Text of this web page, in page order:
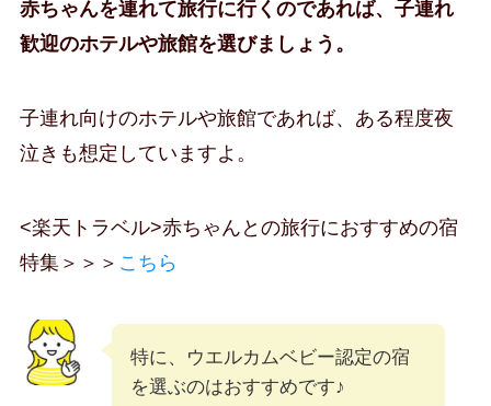
赤ちゃんを連れて旅行に行くのであれば、子連れ
歓迎のホテルや旅館を選びましょう。
子連れ向けのホテルや旅館であれば、ある程度夜
泣きも想定していますよ。
<楽天トラベル>赤ちゃんとの旅行におすすめの宿
特集＞＞＞ こちら
特に、ウエルカムベビー認定の宿
を選ぶのはおすすめです♪